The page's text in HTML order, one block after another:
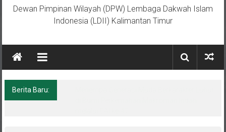
Dewan Pimpinan Wilayah (DPW) Lembaga Dakwah Islam
Indonesia (LDII) Kalimantan Timur
Berita Baru: